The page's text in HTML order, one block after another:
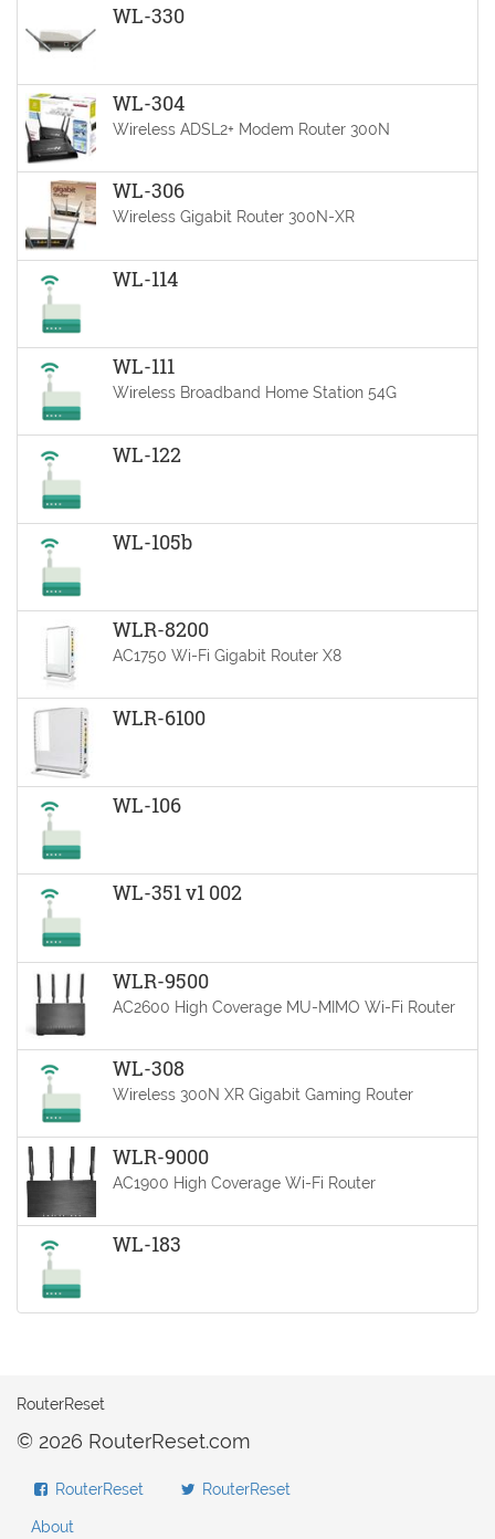
WL-330
WL-304
Wireless ADSL2+ Modem Router 300N
WL-306
Wireless Gigabit Router 300N-XR
WL-114
WL-111
Wireless Broadband Home Station 54G
WL-122
WL-105b
WLR-8200
AC1750 Wi-Fi Gigabit Router X8
WLR-6100
WL-106
WL-351 v1 002
WLR-9500
AC2600 High Coverage MU-MIMO Wi-Fi Router
WL-308
Wireless 300N XR Gigabit Gaming Router
WLR-9000
AC1900 High Coverage Wi-Fi Router
WL-183
RouterReset
© 2026 RouterReset.com
RouterReset RouterReset
About